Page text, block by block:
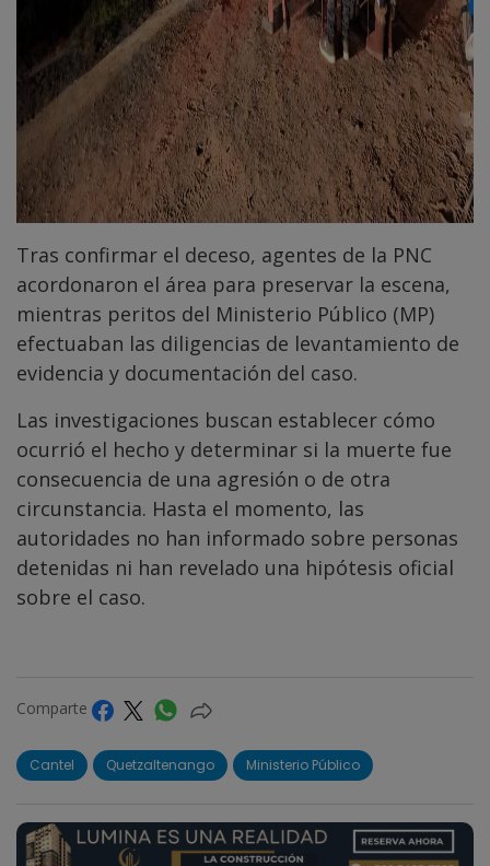
Tras confirmar el deceso, agentes de la PNC
acordonaron el área para preservar la escena,
mientras peritos del Ministerio Público (MP)
efectuaban las diligencias de levantamiento de
evidencia y documentación del caso.
Las investigaciones buscan establecer cómo
ocurrió el hecho y determinar si la muerte fue
consecuencia de una agresión o de otra
circunstancia. Hasta el momento, las
autoridades no han informado sobre personas
detenidas ni han revelado una hipótesis oficial
sobre el caso.
Comparte
Cantel Quetzaltenango Ministerio Público